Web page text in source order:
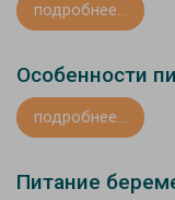
подробнее...
Особенности
подробнее...
Питание